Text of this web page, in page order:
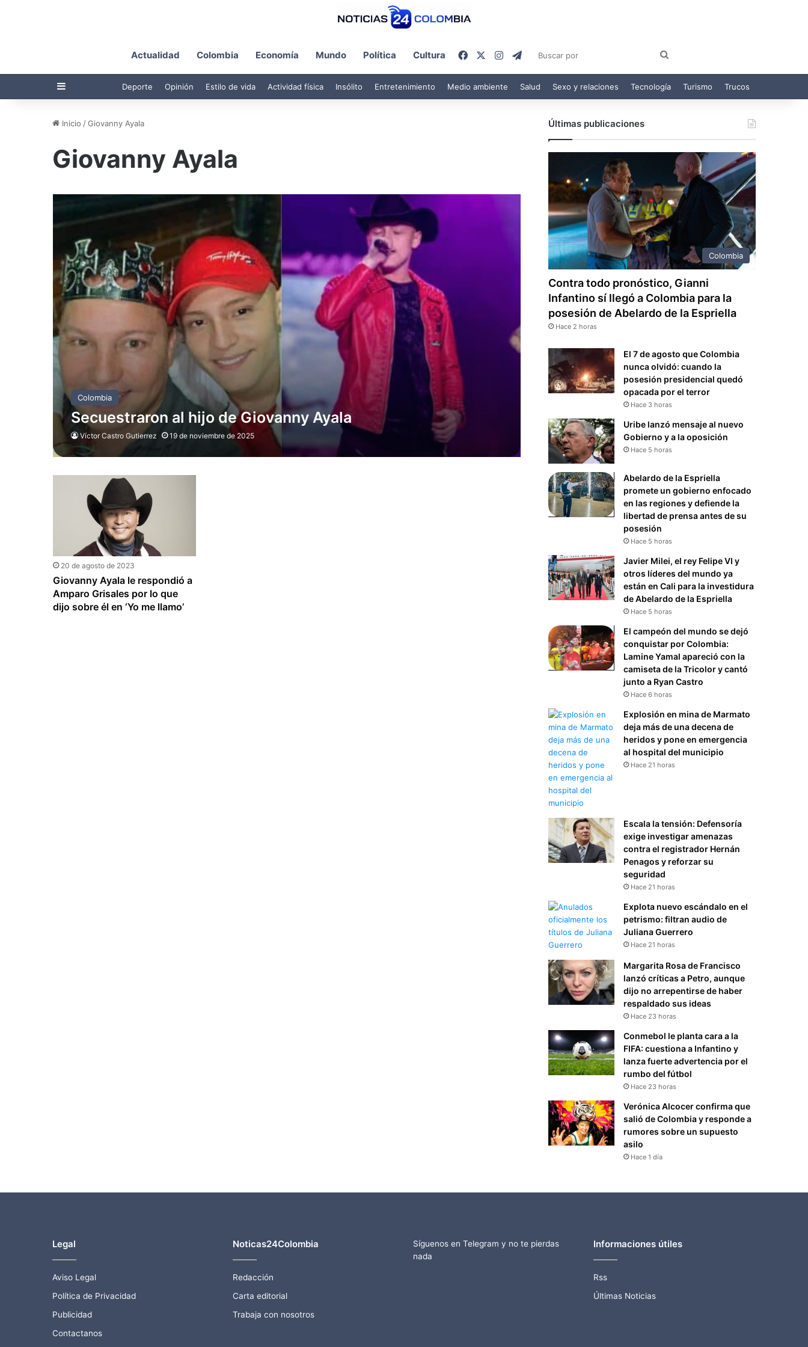
Actualidad Colombia Economía Mundo Política Cultura FacebookInstagram
Telegram
por
Barra lateral Deporte Opinión Estilo de vida Actividad física Insólito Entretenimiento Medio ambiente Salud Sexo y relaciones Tecnología Turismo Trucos
Inicio /Giovanny Ayala
Giovanny Ayala
Colombia
Secuestraron al hijo de Giovanny Ayala
Víctor Castro Gutierrez 19 de noviembre de 2025
20 de agosto de 2023
Giovanny Ayala le respondió a
Amparo Grisales por lo que
dijo sobre él en ‘Yo me llamo’
Últimas publicaciones
Colombia
Contra todo pronóstico, Gianni
Infantino sí llegó a Colombia para la
posesión de Abelardo de la Espriella
Hace 2 horas
El 7 de agosto que Colombia
nunca olvidó: cuando la
posesión presidencial quedó
opacada por el terror
Hace 3 horas
Uribe lanzó mensaje al nuevo
Gobierno y a la oposición
Hace 5 horas
Abelardo de la Espriella
promete un gobierno enfocado
en las regiones y defiende la
libertad de prensa antes de su
posesión
Hace 5 horas
Javier Milei, el rey Felipe VI y
otros líderes del mundo ya
están en Cali para la investidura
de Abelardo de la Espriella
Hace 5 horas
El campeón del mundo se dejó
conquistar por Colombia:
Lamine Yamal apareció con la
camiseta de la Tricolor y cantó
junto a Ryan Castro
Hace 6 horas
Explosión en mina de Marmato
deja más de una decena de
heridos y pone en emergencia
al hospital del municipio
Hace 21 horas
Escala la tensión: Defensoría
exige investigar amenazas
contra el registrador Hernán
Penagos y reforzar su
seguridad
Hace 21 horas
Explota nuevo escándalo en el
petrismo: filtran audio de
Juliana Guerrero
Hace 21 horas
Margarita Rosa de Francisco
lanzó críticas a Petro, aunque
dijo no arrepentirse de haber
respaldado sus ideas
Hace 23 horas
Conmebol le planta cara a la
FIFA: cuestiona a Infantino y
lanza fuerte advertencia por el
rumbo del fútbol
Hace 23 horas
Verónica Alcocer confirma que
salió de Colombia y responde a
rumores sobre un supuesto
asilo
Hace 1 día
Legal
Aviso Legal
Política de Privacidad
Publicidad
Contactanos
Noticas24Colombia
Redacción
Carta editorial
Trabaja con nosotros
Síguenos en Telegram y no te pierdas
nada
Informaciones útiles
Rss
Últimas Noticias